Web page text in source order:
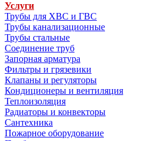
Услуги
Трубы для ХВС и ГВС
Трубы канализационные
Трубы стальные
Соединение труб
Запорная арматура
Фильтры и грязевики
Клапаны и регуляторы
Кондиционеры и вентиляция
Теплоизоляция
Радиаторы и конвекторы
Сантехника
Пожарное оборудование